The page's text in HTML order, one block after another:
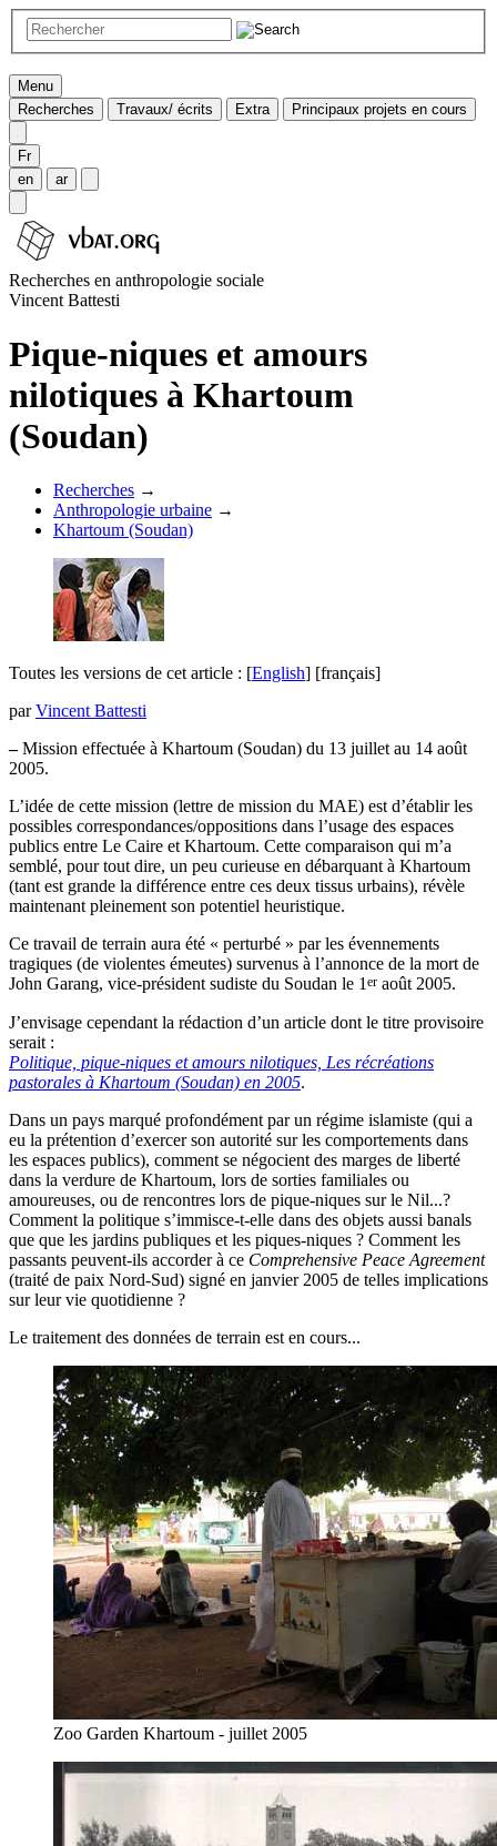
Menu
Recherches
Travaux/ écrits Extra Principaux projets en cours
Fr
en
ar
Recherches en anthropologie sociale
Vincent Battesti
Pique-niques et amours
nilotiques à Khartoum
(Soudan)
Recherches →
Anthropologie urbaine →
Khartoum (Soudan)
Toutes les versions de cet article : [English] [français]
parVincent Battesti
–Mission effectuée à Khartoum (Soudan) du 13 juillet au 14 août
2005.
L’idée de cette mission (lettre de mission du MAE) est d’établir les
possibles correspondances/oppositions dans l’usage des espaces
publics entre Le Caire et Khartoum. Cette comparaison qui m’a
semblé, pour tout dire, un peu curieuse en débarquant à Khartoum
(tant est grande la différence entre ces deux tissus urbains), révèle
maintenant pleinement son potentiel heuristique.
Ce travail de terrain aura été « perturbé » par les évennements
tragiques (de violentes émeutes) survenus à l’annonce de la mort de
John Garang, vice-président sudiste du Soudan le 1er août 2005.
J’envisage cependant la rédaction d’un article dont le titre provisoire
serait :
Politique, pique-niques et amours nilotiques, Les récréations
pastorales à Khartoum (Soudan) en 2005.
Dans un pays marqué profondément par un régime islamiste (qui a
eu la prétention d’exercer son autorité sur les comportements dans
les espaces publics), comment se négocient des marges de liberté
dans la verdure de Khartoum, lors de sorties familiales ou
amoureuses, ou de rencontres lors de pique-niques sur le Nil...?
Comment la politique s’immisce-t-elle dans des objets aussi banals
que que les jardins publiques et les piques-niques ? Comment les
passants peuvent-ils accorder à ce Comprehensive Peace Agreement
(traité de paix Nord-Sud) signé en janvier 2005 de telles implications
sur leur vie quotidienne ?
Le traitement des données de terrain est en cours...
Zoo Garden Khartoum - juillet 2005